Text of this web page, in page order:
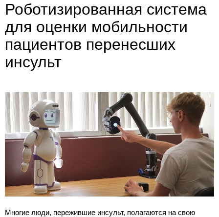
Роботизированная система
для оценки мобильности
пациентов перенесших
инсульт
Многие люди, пережившие инсульт, полагаются на свою